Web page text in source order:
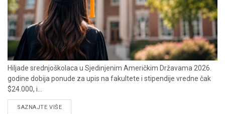
Hiljade srednjoškolaca u Sjedinjenim Američkim Državama 2026.
godine dobija ponude za upis na fakultete i stipendije vredne čak
$24.000, i...
SAZNAJTE VIŠEDETAILS